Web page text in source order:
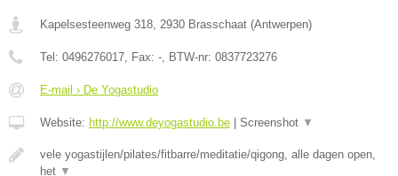
Kapelsesteenweg 318, 2930 Brasschaat (Antwerpen)
Tel: 0496276017, Fax: -, BTW-nr: 0837723276
E-mail › De Yogastudio
Website: http://www.deyogastudio.be Screenshot ▼
vele yogastijlen/pilates/fitbarre/meditatie/qigong, alle dagen open,
het ▼